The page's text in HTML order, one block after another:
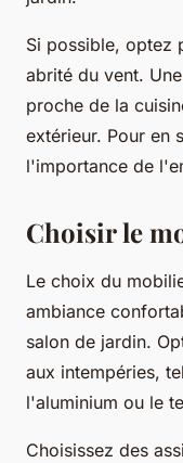
Si possible, optez
abrité du vent.
proche de la
extérieur. Pour en
l'importance de
Choisir le
Le choix du
ambiance
salon de jardin.
aux intempéries,
l'aluminium ou le
Choisissez des